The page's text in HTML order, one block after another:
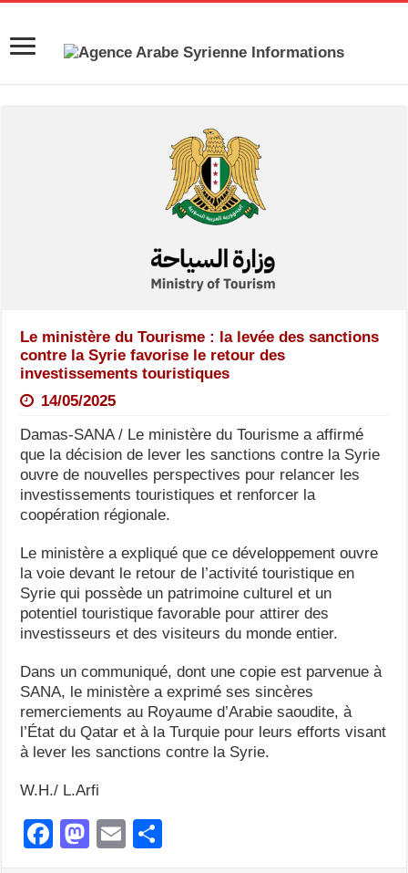
Le ministère du Tourisme : la levée des sanctions
contre la Syrie favorise le retour des
investissements touristiques
14/05/2025
Damas-SANA / Le ministère du Tourisme a affirmé
que la décision de lever les sanctions contre la Syrie
ouvre de nouvelles perspectives pour relancer les
investissements touristiques et renforcer la
coopération régionale.
Le ministère a expliqué que ce développement ouvre
la voie devant le retour de l’activité touristique en
Syrie qui possède un patrimoine culturel et un
potentiel touristique favorable pour attirer des
investisseurs et des visiteurs du monde entier.
Dans un communiqué, dont une copie est parvenue à
SANA, le ministère a exprimé ses sincères
remerciements au Royaume d’Arabie saoudite, à
l’État du Qatar et à la Turquie pour leurs efforts visant
à lever les sanctions contre la Syrie.
W.H./ L.Arfi
F
M
E